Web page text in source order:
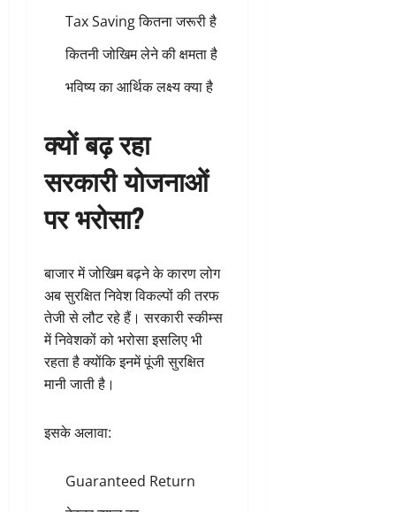
Tax Saving कितना जरूरी है
कितनी जोखिम लेने की क्षमता है
भविष्य का आर्थिक लक्ष्य क्या है
क्यों बढ़ रहा
सरकारी योजनाओं
पर भरोसा?
बाजार में जोखिम बढ़ने के कारण लोग
अब सुरक्षित निवेश विकल्पों की तरफ
तेजी से लौट रहे हैं। सरकारी स्कीम्स
में निवेशकों को भरोसा इसलिए भी
रहता है क्योंकि इनमें पूंजी सुरक्षित
मानी जाती है।
इसके अलावा:
Guaranteed Return